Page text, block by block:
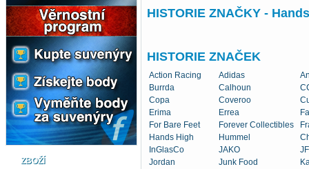
ZBOŽÍ
HISTORIE ZNAČKY -
HISTORIE ZNAČEK
Action Racing Adidas
Burrda
Calhoun
Copa
Coveroo
Erima
Errea
For Bare Feet
Forever Collectibles
Hands High
Hummel
InGlasCo
JAKO
Jordan
Junk Food